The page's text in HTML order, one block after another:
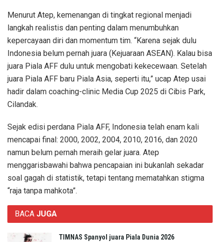
Menurut Atep, kemenangan di tingkat regional menjadi
langkah realistis dan penting dalam menumbuhkan
kepercayaan diri dan momentum tim. “Karena sejak dulu
Indonesia belum pernah juara (Kejuaraan ASEAN). Kalau bisa
juara Piala AFF dulu untuk mengobati kekecewaan. Setelah
juara Piala AFF baru Piala Asia, seperti itu,” ucap Atep usai
hadir dalam coaching-clinic Media Cup 2025 di Cibis Park,
Cilandak.
Sejak edisi perdana Piala AFF, Indonesia telah enam kali
mencapai final: 2000, 2002, 2004, 2010, 2016, dan 2020
namun belum pernah meraih gelar juara. Atep
menggarisbawahi bahwa pencapaian ini bukanlah sekadar
soal gagah di statistik, tetapi tentang mematahkan stigma
“raja tanpa mahkota”.
BACA JUGA
TIMNAS Spanyol juara Piala Dunia 2026